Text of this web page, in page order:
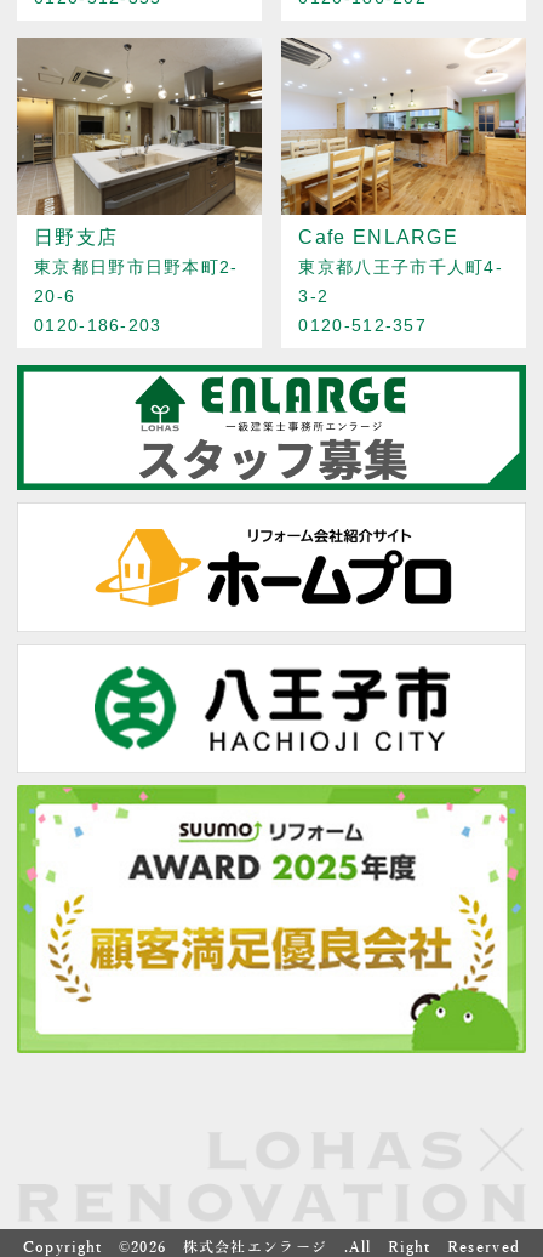
日野支店
東京都日野市日野本町2-
20-6
0120-186-203
Cafe ENLARGE
東京都八王子市千人町4-
3-2
0120-512-357
Copyright ©2026 株式会社エンラージ .All Right Reserved